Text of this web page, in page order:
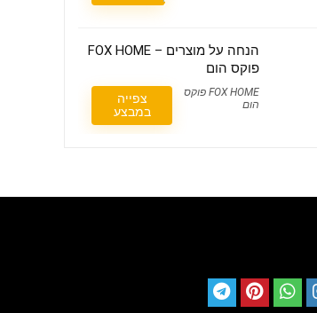
הנחה על מוצרים – FOX HOME
פוקס הום
FOX HOME פוקס
הום
צפייה
במבצע